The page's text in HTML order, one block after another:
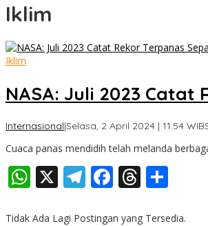
Iklim
Iklim
NASA: Juli 2023 Catat
Internasional|Selasa, 2 April 2024 | 11:54 WIB
Cuaca panas mendidih telah melanda
WhatsApp
X Telegram
Facebook
Tidak Ada Lagi Postingan yang Tersedia.